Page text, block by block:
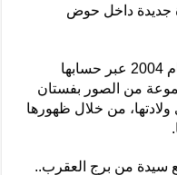
جديدة داخل حوض
ونشرت وصيفة ملكة جمال لبنان لعام 2004 عبر حسابها
من الصور بفستان
من خلال ظهورها
سيدة من برج العقرب..